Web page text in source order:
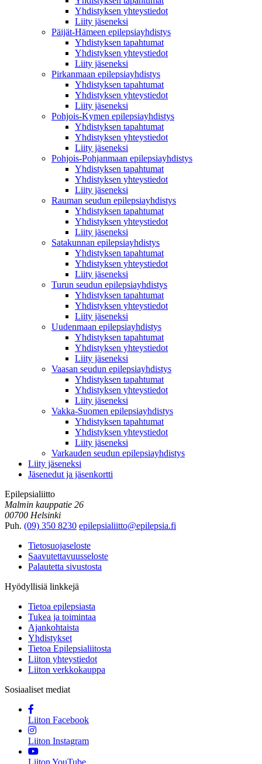
Yhdistyksen yhteystiedot
Liity jäseneksi
Päijät-Hämeen epilepsiayhdistys
Yhdistyksen tapahtumat
Yhdistyksen yhteystiedot
Liity jäseneksi
Pirkanmaan epilepsiayhdistys
Yhdistyksen tapahtumat
Yhdistyksen yhteystiedot
Liity jäseneksi
Pohjois-Kymen epilepsiayhdistys
Yhdistyksen tapahtumat
Yhdistyksen yhteystiedot
Liity jäseneksi
Pohjois-Pohjanmaan epilepsiayhdistys
Yhdistyksen tapahtumat
Yhdistyksen yhteystiedot
Liity jäseneksi
Rauman seudun epilepsiayhdistys
Yhdistyksen tapahtumat
Yhdistyksen yhteystiedot
Liity jäseneksi
Satakunnan epilepsiayhdistys
Yhdistyksen tapahtumat
Yhdistyksen yhteystiedot
Liity jäseneksi
Turun seudun epilepsiayhdistys
Yhdistyksen tapahtumat
Yhdistyksen yhteystiedot
Liity jäseneksi
Uudenmaan epilepsiayhdistys
Yhdistyksen tapahtumat
Yhdistyksen yhteystiedot
Liity jäseneksi
Vaasan seudun epilepsiayhdistys
Yhdistyksen tapahtumat
Yhdistyksen yhteystiedot
Liity jäseneksi
Vakka-Suomen epilepsiayhdistys
Yhdistyksen tapahtumat
Yhdistyksen yhteystiedot
Liity jäseneksi
Varkauden seudun epilepsiayhdistys
Liity jäseneksi
Jäsenedut ja jäsenkortti
Epilepsialiitto
Malmin kauppatie 26
00700 Helsinki
Puh. (09) 350 8230 epilepsialiitto@epilepsia.fi
Tietosuojaseloste
Saavutettavuusseloste
Palautetta sivustosta
Hyödyllisiä linkkejä
Tietoa epilepsiasta
Tukea ja toimintaa
Ajankohtaista
Yhdistykset
Tietoa Epilepsialiitosta
Liiton yhteystiedot
Liiton verkkokauppa
Sosiaaliset mediat
Liiton Facebook
Liiton Instagram
Liiton YouTube